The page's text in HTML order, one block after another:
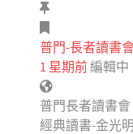
普門-長者讀書
1 星期前編輯中
普門長者讀書會
經典讀書-金光